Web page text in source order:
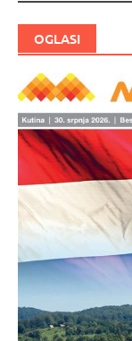
OGLASI